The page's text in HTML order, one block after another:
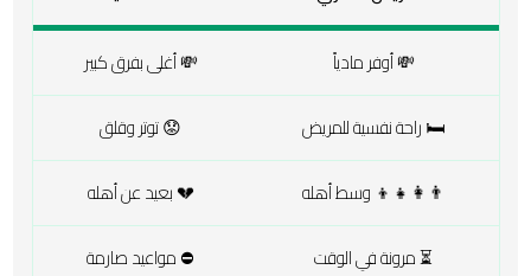
💸 أوفر مادياً
💸 أغلى بفرق كبير
🛏️ راحة نفسية للمريض
😟 توتر وقلق
👨‍👩‍👧‍👦 وسط أهله
💔 بعيد عن أهله
⏳ مرونة في الوقت
⛔ مواعيد صارمة